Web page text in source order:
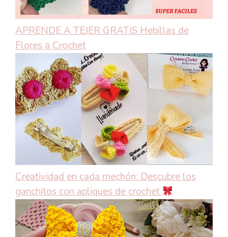
APRENDE A TEJER GRATIS Hebillas de
Flores a Crochet
Creatividad en cada mechón: Descubre los
ganchitos con apliques de crochet